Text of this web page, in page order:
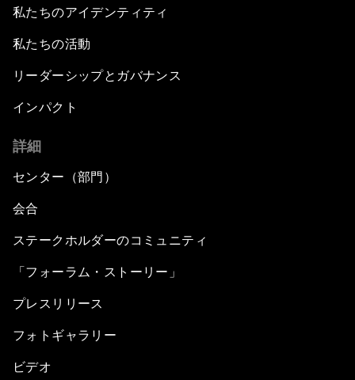
私たちのアイデンティティ
私たちの活動
リーダーシップとガバナンス
インパクト
詳細
センター（部門）
会合
ステークホルダーのコミュニティ
「フォーラム・ストーリー」
プレスリリース
フォトギャラリー
ビデオ